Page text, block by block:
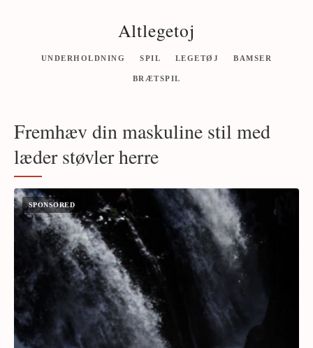
Altlegetoj
UNDERHOLDNING SPIL LEGETØJ BAMSER
BRÆTSPIL
Fremhæv din maskuline stil med
læder støvler herre